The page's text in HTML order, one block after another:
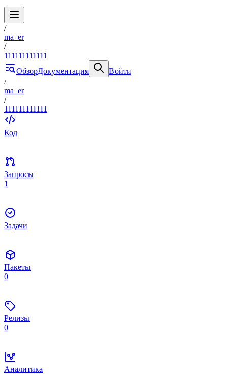
/
ma_er
/
111111111111
ОбзорДокументация
Войти
/
ma_er
/
111111111111
Код
Запросы
1
Задачи
Пакеты
0
Релизы
0
Аналитика